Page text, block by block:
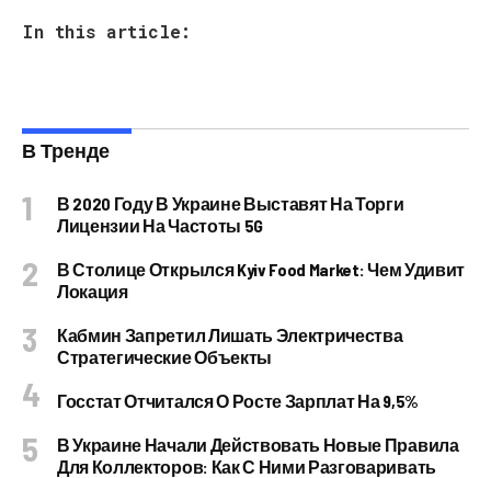
In this article:
В Тренде
В 2020 Году В Украине Выставят На Торги
Лицензии На Частоты 5G
В Столице Открылся Kyiv Food Market: Чем Удивит
Локация
Кабмин Запретил Лишать Электричества
Стратегические Объекты
Госстат Отчитался О Росте Зарплат На 9,5%
В Украине Начали Действовать Новые Правила
Для Коллекторов: Как С Ними Разговаривать